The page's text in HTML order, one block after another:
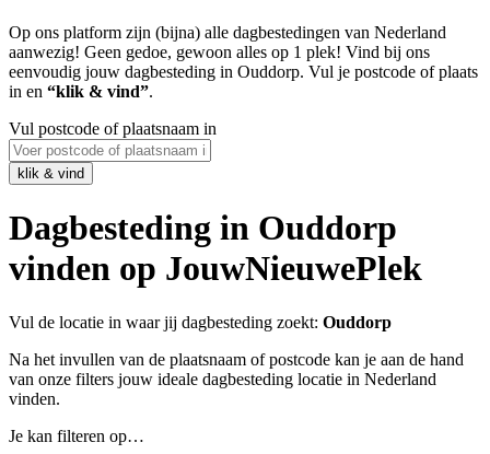
Op ons platform zijn (bijna) alle dagbestedingen van Nederland
aanwezig! Geen gedoe, gewoon alles op 1 plek! Vind bij ons
eenvoudig jouw dagbesteding in Ouddorp. Vul je postcode of plaats
in en “klik & vind”.
Vul postcode of plaatsnaam in
Dagbesteding in Ouddorp
vinden op JouwNieuwePlek
Vul de locatie in waar jij dagbesteding zoekt: Ouddorp
Na het invullen van de plaatsnaam of postcode kan je aan de hand
van onze filters jouw ideale dagbesteding locatie in Nederland
vinden.
Je kan filteren op…